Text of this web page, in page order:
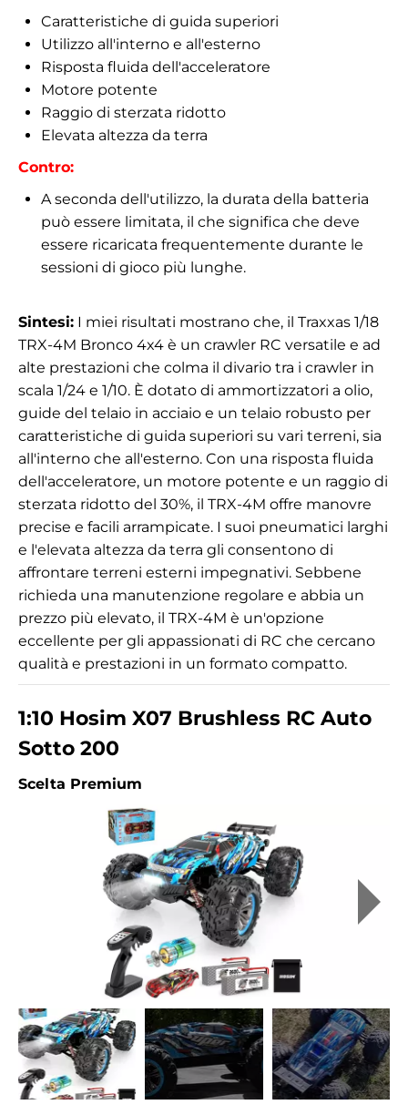
Caratteristiche di guida superiori
Utilizzo all'interno e all'esterno
Risposta fluida dell'acceleratore
Motore potente
Raggio di sterzata ridotto
Elevata altezza da terra
Contro:
A seconda dell'utilizzo, la durata della batteria
può essere limitata, il che significa che deve
essere ricaricata frequentemente durante le
sessioni di gioco più lunghe.
Sintesi: I miei risultati mostrano che, il Traxxas 1/18
TRX-4M Bronco 4x4 è un crawler RC versatile e ad
alte prestazioni che colma il divario tra i crawler in
scala 1/24 e 1/10. È dotato di ammortizzatori a olio,
guide del telaio in acciaio e un telaio robusto per
caratteristiche di guida superiori su vari terreni, sia
all'interno che all'esterno. Con una risposta fluida
dell'acceleratore, un motore potente e un raggio di
sterzata ridotto del 30%, il TRX-4M offre manovre
precise e facili arrampicate. I suoi pneumatici larghi
e l'elevata altezza da terra gli consentono di
affrontare terreni esterni impegnativi. Sebbene
richieda una manutenzione regolare e abbia un
prezzo più elevato, il TRX-4M è un'opzione
eccellente per gli appassionati di RC che cercano
qualità e prestazioni in un formato compatto.
1:10 Hosim ‎X07 Brushless RC Auto
Sotto 200
Scelta Premium